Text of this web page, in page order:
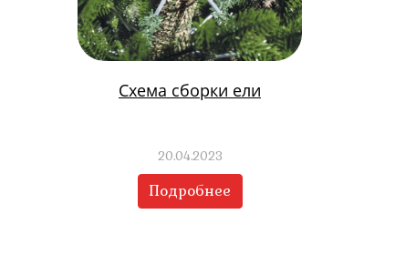
Схема сборки ели
20.04.2023
Подробнее